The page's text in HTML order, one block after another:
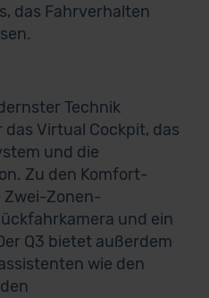
das Fahrverhalten
Technik
Virtual Cockpit, das
und die
Zu den Komfort-
Zwei-Zonen-
und ein
Q3 bietet außerdem
wie den